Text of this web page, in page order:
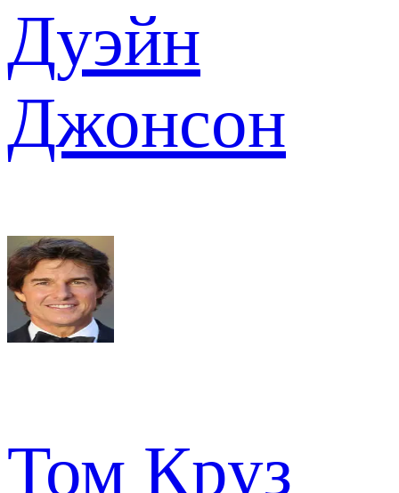
Дуэйн
Джонсон
Том Круз